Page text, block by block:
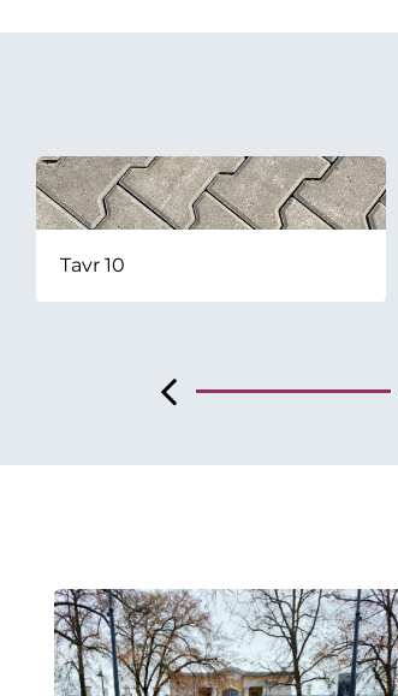
Tavr 10